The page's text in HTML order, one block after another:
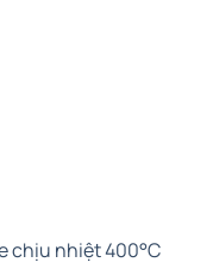
chịu nhiệt 400°C